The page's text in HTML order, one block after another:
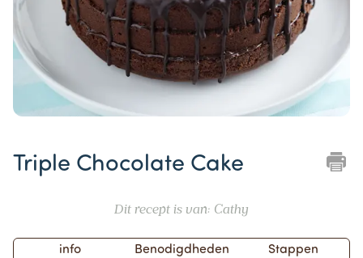
Triple Chocolate Cake
Dit recept is van: Cathy
info Benodigdheden Stappen